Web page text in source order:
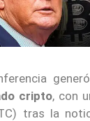
cripto, con
tras la